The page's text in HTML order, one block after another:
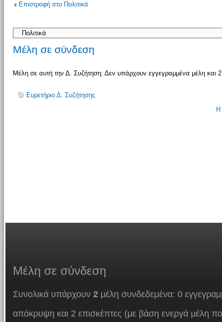
απάντησης
Επιστροφή στο Πολιτικά
Μέλη σε σύνδεση
Μέλη σε αυτή την Δ. Συζήτηση: Δεν υπάρχουν εγγεγραμμένα μέλη και 2
Ευρετήριο Δ. Συζήτησης
Η
Μέλη σε σύνδεση
Συνολικά υπάρχουν 2μέλη συνδεδεμένα: 0
απόκρυψη και 2 επισκέπτες (με βάση ενεργά μέλη